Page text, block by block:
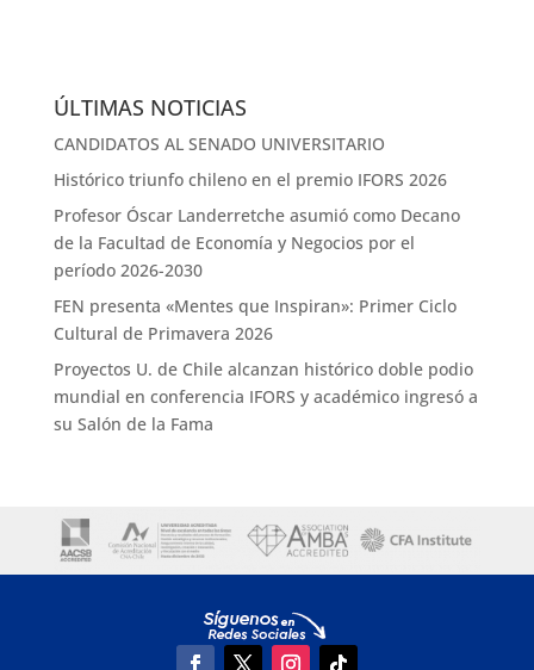
ÚLTIMAS NOTICIAS
CANDIDATOS AL SENADO UNIVERSITARIO
Histórico triunfo chileno en el premio IFORS 2026
Profesor Óscar Landerretche asumió como Decano
de la Facultad de Economía y Negocios por el
período 2026-2030
FEN presenta «Mentes que Inspiran»: Primer Ciclo
Cultural de Primavera 2026
Proyectos U. de Chile alcanzan histórico doble podio
mundial en conferencia IFORS y académico ingresó a
su Salón de la Fama